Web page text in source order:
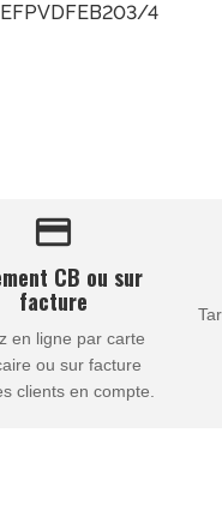
EFPVDFEB203/4
credit_card
CB ou sur
facture
en ligne par carte
ou sur facture
clients en compte.